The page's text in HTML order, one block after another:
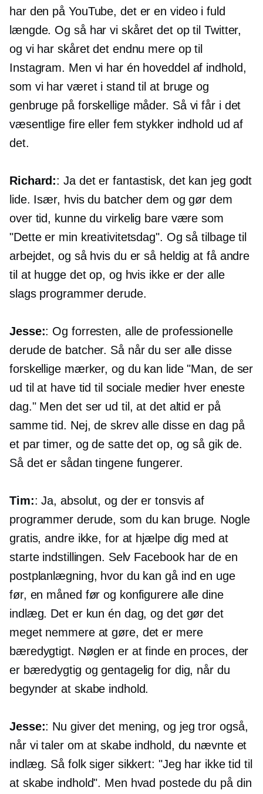
har den på YouTube, det er en video i fuld
længde. Og så har vi skåret det op til Twitter,
og vi har skåret det endnu mere op til
Instagram. Men vi har én hoveddel af indhold,
som vi har været i stand til at bruge og
genbruge på forskellige måder. Så vi får i det
væsentlige fire eller fem stykker indhold ud af
det.
Richard:: Ja det er fantastisk, det kan jeg godt
lide. Især, hvis du batcher dem og gør dem
over tid, kunne du virkelig bare være som
"Dette er min kreativitetsdag". Og så tilbage til
arbejdet, og så hvis du er så heldig at få andre
til at hugge det op, og hvis ikke er der alle
slags programmer derude.
Jesse:: Og forresten, alle de professionelle
derude de batcher. Så når du ser alle disse
forskellige mærker, og du kan lide "Man, de ser
ud til at have tid til sociale medier hver eneste
dag." Men det ser ud til, at det altid er på
samme tid. Nej, de skrev alle disse en dag på
et par timer, og de satte det op, og så gik de.
Så det er sådan tingene fungerer.
Tim:: Ja, absolut, og der er tonsvis af
programmer derude, som du kan bruge. Nogle
gratis, andre ikke, for at hjælpe dig med at
starte indstillingen. Selv Facebook har de en
postplanlægning, hvor du kan gå ind en uge
før, en måned før og konfigurere alle dine
indlæg. Det er kun én dag, og det gør det
meget nemmere at gøre, det er mere
bæredygtigt. Nøglen er at finde en proces, der
er bæredygtig og gentagelig for dig, når du
begynder at skabe indhold.
Jesse:: Nu giver det mening, og jeg tror også,
når vi taler om at skabe indhold, du nævnte et
indlæg. Så folk siger sikkert: "Jeg har ikke tid til
at skabe indhold". Men hvad postede du på din